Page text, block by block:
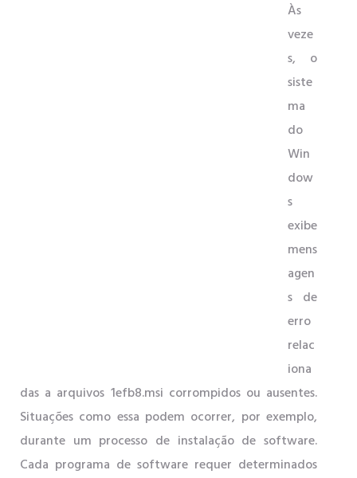
Às
veze
s, o
siste
ma
do
Win
dow
s
exibe
mens
agen
s de
erro
relac
iona
das a arquivos 1efb8.msi corrompidos ou ausentes.
Situações como essa podem ocorrer, por exemplo,
durante um processo de instalação de software.
Cada programa de software requer determinados